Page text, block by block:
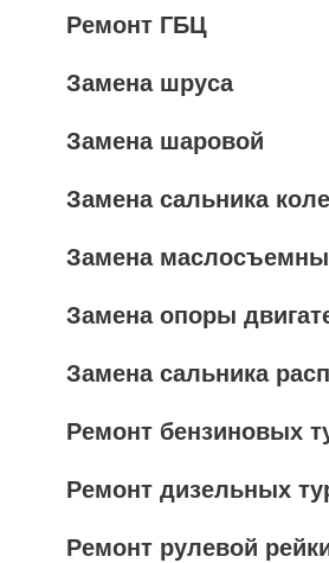
Ремонт ГБЦ
Замена шруса
Замена шаровой
Замена сальника
Замена
Замена опоры
Замена сальника
Ремонт бензиновых
Ремонт дизельных
Ремонт рулевой